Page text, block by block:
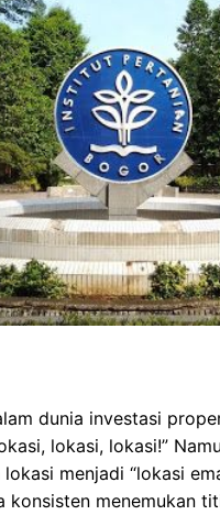
dunia investasi
lokasi, lokasi!”
menjadi “lokasi
konsisten menemukan